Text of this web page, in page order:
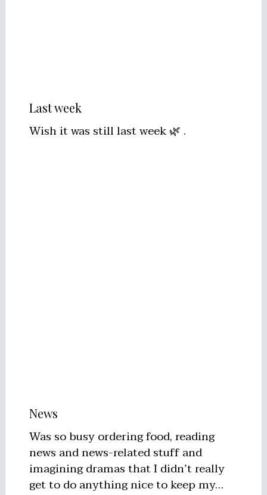
Last week
Wish it was still last week 🌿 .
News
Was so busy ordering food, reading
news and news-related stuff and
imagining dramas that I didn’t really
get to do anything nice to keep my…